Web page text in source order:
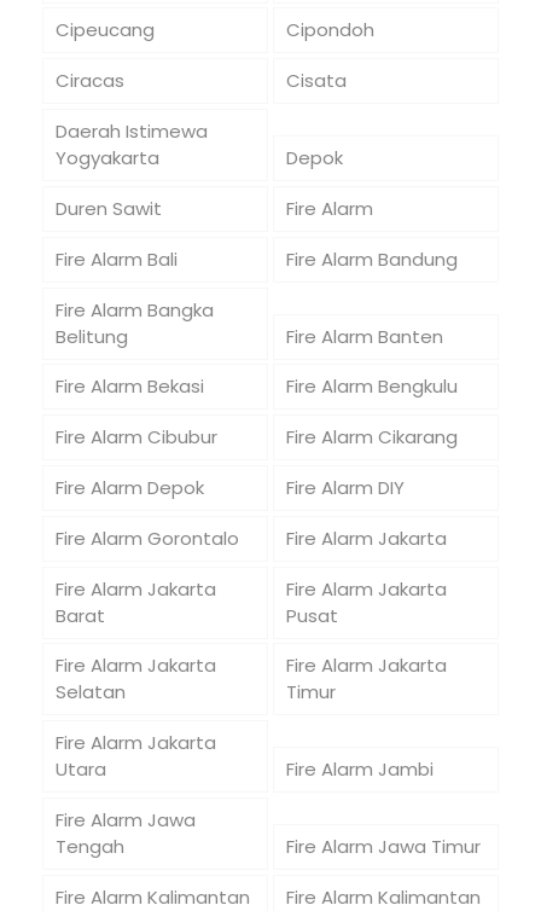
Cipeucang
Cipondoh
Ciracas
Cisata
Daerah Istimewa
Yogyakarta
Depok
Duren Sawit
Fire Alarm
Fire Alarm Bali
Fire Alarm Bandung
Fire Alarm Bangka
Belitung
Fire Alarm Banten
Fire Alarm Bekasi
Fire Alarm Bengkulu
Fire Alarm Cibubur
Fire Alarm Cikarang
Fire Alarm Depok
Fire Alarm DIY
Fire Alarm Gorontalo
Fire Alarm Jakarta
Fire Alarm Jakarta
Barat
Fire Alarm Jakarta
Pusat
Fire Alarm Jakarta
Selatan
Fire Alarm Jakarta
Timur
Fire Alarm Jakarta
Utara
Fire Alarm Jambi
Fire Alarm Jawa
Tengah
Fire Alarm Jawa Timur
Fire Alarm Kalimantan
Fire Alarm Kalimantan